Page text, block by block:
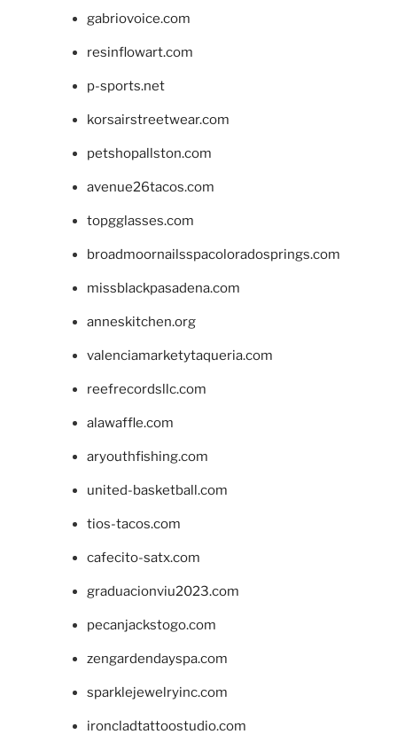
gabriovoice.com
resinflowart.com
p-sports.net
korsairstreetwear.com
petshopallston.com
avenue26tacos.com
topgglasses.com
broadmoornailsspacoloradosprings.com
missblackpasadena.com
anneskitchen.org
valenciamarketytaqueria.com
reefrecordsllc.com
alawaffle.com
aryouthfishing.com
united-basketball.com
tios-tacos.com
cafecito-satx.com
graduacionviu2023.com
pecanjackstogo.com
zengardendayspa.com
sparklejewelryinc.com
ironcladtattoostudio.com